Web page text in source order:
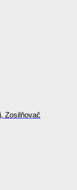
Zosilňovač